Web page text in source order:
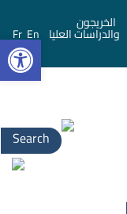
الخريجون
والدراسات العليا En
Fr
Search
for: